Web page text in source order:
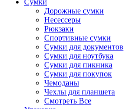
Сумки
Дорожные сумки
Несессеры
Рюкзаки
Спортивные сумки
Сумки для документов
Сумки для ноутбука
Сумки для пикника
Сумки для покупок
Чемоданы
Чехлы для планшета
Смотреть Все